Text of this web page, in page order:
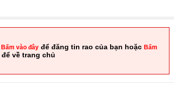
Bấm vào đâyđể đăng tin rao của bạn hoặc Bấm
để về trang chủ